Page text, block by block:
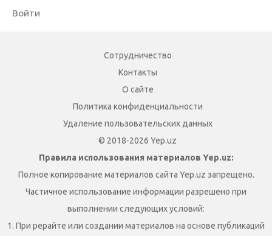
Войти
Сотрудничество
Контакты
О сайте
Политика конфиденциальности
Удаление пользовательских данных
© 2018-2026 Yep.uz
Правила использования материалов Yep.uz:
Полное копирование материалов сайта Yep.uz запрещено.
Частичное использование информации разрешено при
выполнении следующих условий:
1. При рерайте или создании материалов на основе публикаций